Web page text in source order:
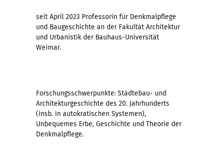
seit April 2023 Professorin für Denkmalpflege
und Baugeschichte an der Fakultät Architektur
und Urbanistik der Bauhaus-Universität
Weimar.
Forschungsschwerpunkte: Städtebau- und
Architekturgeschichte des 20. Jahrhunderts
(insb. in autokratischen Systemen),
Unbequemes Erbe, Geschichte und Theorie der
Denkmalpflege.